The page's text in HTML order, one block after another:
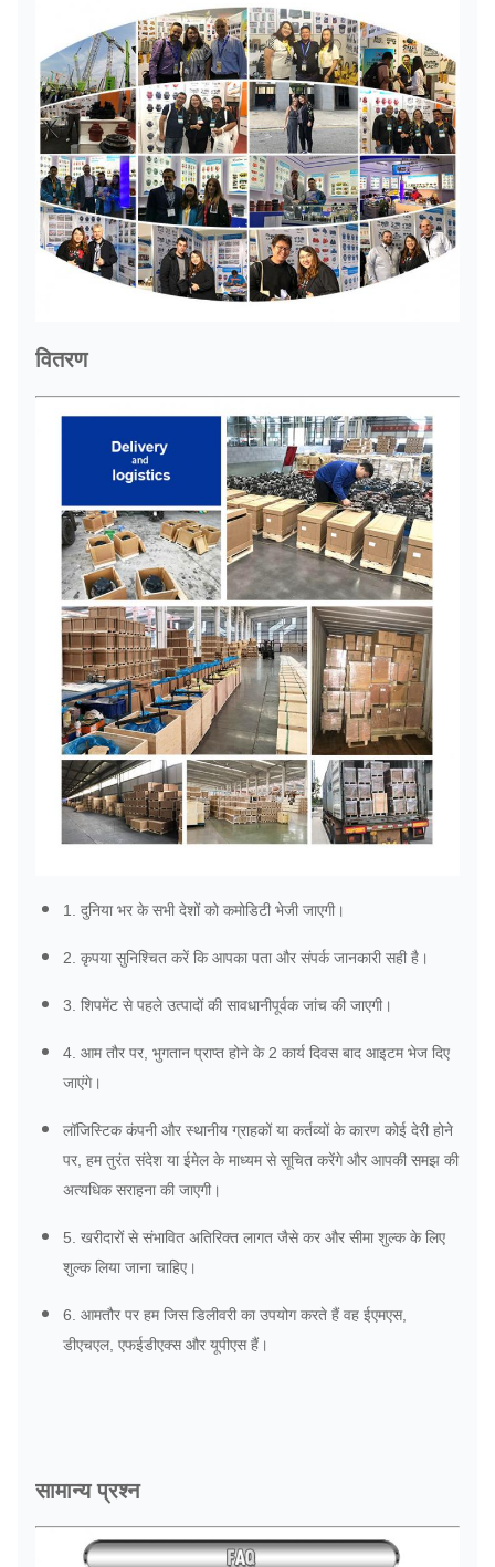
वितरण
1. दुनिया भर के सभी देशों को कमोडिटी भेजी जाएगी।
2. कृपया सुनिश्चित करें कि आपका पता और संपर्क जानकारी सही है।
3. शिपमेंट से पहले उत्पादों की सावधानीपूर्वक जांच की जाएगी।
4. आम तौर पर, भुगतान प्राप्त होने के 2 कार्य दिवस बाद आइटम भेज दिए
जाएंगे।
लॉजिस्टिक कंपनी और स्थानीय ग्राहकों या कर्तव्यों के कारण कोई देरी होने
पर, हम तुरंत संदेश या ईमेल के माध्यम से सूचित करेंगे और आपकी समझ की
अत्यधिक सराहना की जाएगी।
5. खरीदारों से संभावित अतिरिक्त लागत जैसे कर और सीमा शुल्क के लिए
शुल्क लिया जाना चाहिए।
6. आमतौर पर हम जिस डिलीवरी का उपयोग करते हैं वह ईएमएस,
डीएचएल, एफईडीएक्स और यूपीएस हैं।
सामान्य प्रश्न